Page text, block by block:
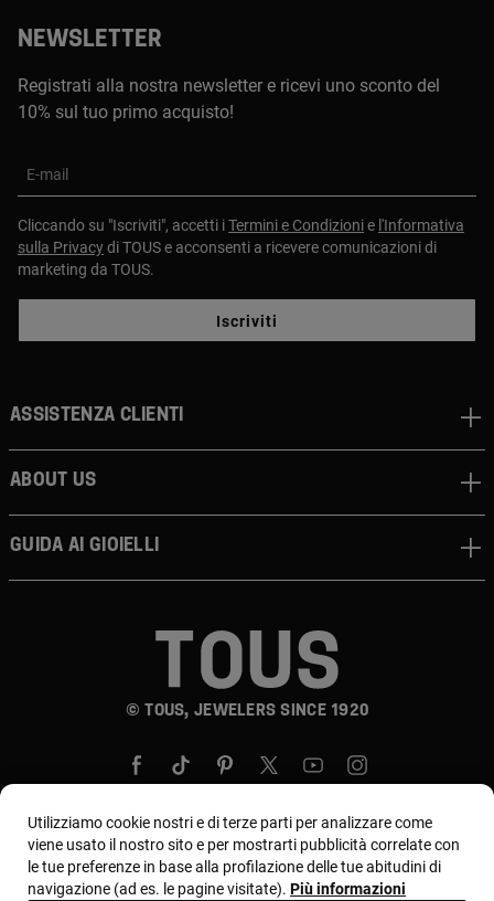
NEWSLETTER
Registrati alla nostra newsletter e ricevi uno sconto del
10% sul tuo primo acquisto!
E-mail
Cliccando su "Iscriviti", accetti iTermini e Condizionie l'Informativa
sulla Privacydi TOUS e acconsenti a ricevere comunicazioni di
marketing da TOUS.
Iscriviti
© TOUS, JEWELERS SINCE 1920
Assistenza clienti
About us
Guida ai gioielli
Paese e valuta:Italia / Euro
Utilizziamo cookie nostri e di terze parti per analizzare come
viene usato il nostro sito e per mostrarti pubblicità correlate con
le tue preferenze in base alla profilazione delle tue abitudini di
navigazione (ad es. le pagine visitate). Più informazioni